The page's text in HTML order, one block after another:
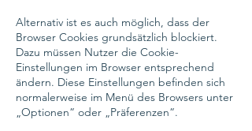
Alternativ ist es auch möglich, dass der
Browser Cookies grundsätzlich blockiert.
Dazu müssen Nutzer die Cookie-
Einstellungen im Browser entsprechend
ändern. Diese Einstellungen befinden sich
normalerweise im Menü des Browsers unter
„Optionen“ oder „Präferenzen“.